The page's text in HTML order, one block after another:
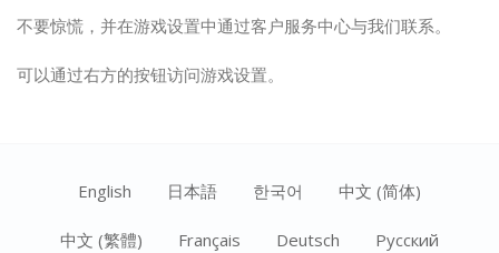
不要惊慌，并在游戏设置中通过客户服务中心与我们联系。
可以通过右方的按钮访问游戏设置。
English 日本語 한국어 中文 (简体)
中文 (繁體) Français Deutsch Ρусский